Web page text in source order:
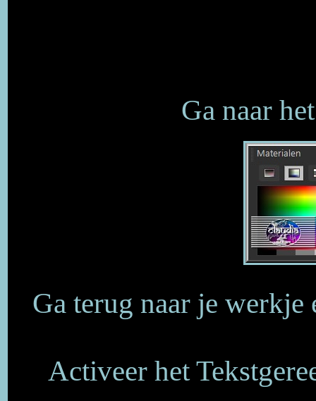
Ga naar
Ga terug naar je werkje
Activeer het